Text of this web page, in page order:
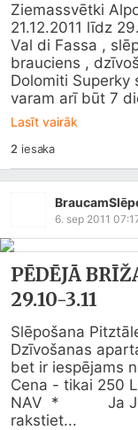
Ziemassvētki
21.12.2011 līdz
Val di Fassa ,
brauciens ,
Dolomiti Superky
varam arī būt 7
Lasīt vairāk
2 iesaka
6. sep 2011
PĒDĒJĀ
29.10-3.11
Slēpošana
Dzīvošanas
bet ir iespējams
Cena - tikai 250
NAV  *           Ja
rakstiet...